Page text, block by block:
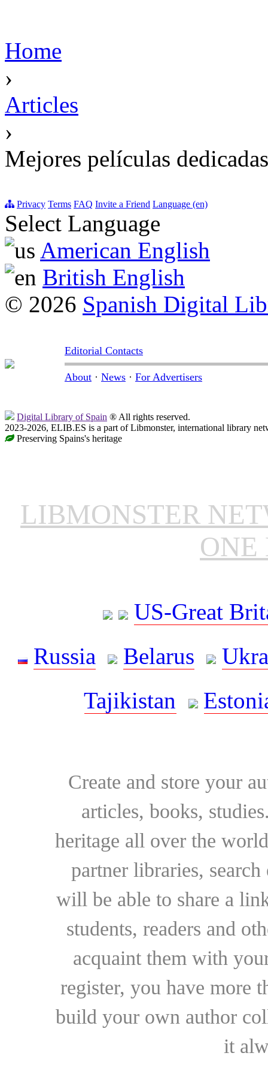
Home
›
Articles
›
Mejores películas
Privacy Terms FAQ Invite a Friend Language (en)
Select Language
American English
British English
© 2026 Spanish Digital
Editorial Contacts
About · News · For Advertisers
Digital Library of Spain ® All rights reserved.
2023-2026, ELIB.ES is a part of Libmonster, international library
Preserving Spains's heritage
LIBMONSTER
ONE
US-Great
Russia
Belarus
Tajikistan
Create and store your
articles, books,
heritage all over the
partner libraries,
will be able to share a
students, readers and
acquaint them with
register, you have more
build your own author
it